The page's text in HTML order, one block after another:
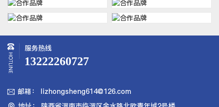
服务热线
13222260727
 邮箱： lizhongsheng614@126.com